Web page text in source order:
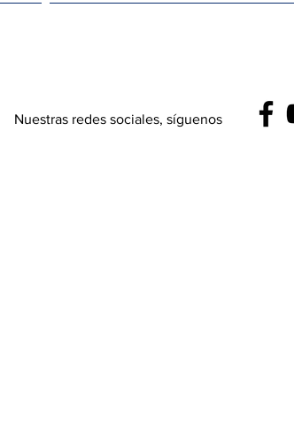
Nuestras redes sociales, síguenos